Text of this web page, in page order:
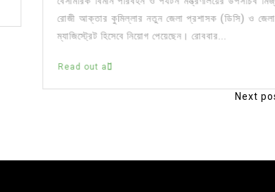
রোজী আক্তার কুমিল্লার নতুন জেলা প্রশাসক (ডিসি) ও জেলা
ম্যাজিস্ট্রেট হিসেবে নিয়োগ পেয়েছেন। রোববার...
Read out all
Next